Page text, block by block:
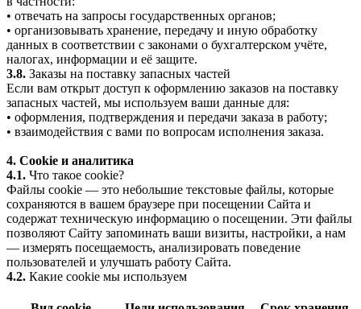
• отвечать на запросы государственных органов;
• организовывать хранение, передачу и иную обработку
данных в соответствии с законами о бухгалтерском учёте,
налогах, информации и её защите.
3.8. Заказы на поставку запасных частей
Если вам открыт доступ к оформлению заказов на поставку
запасных частей, мы используем ваши данные для:
• оформления, подтверждения и передачи заказа в работу;
• взаимодействия с вами по вопросам исполнения заказа.
4. Cookie и аналитика
4.1. Что такое cookie?
Файлы cookie — это небольшие текстовые файлы, которые
сохраняются в вашем браузере при посещении Сайта и
содержат техническую информацию о посещении. Эти файлы
позволяют Сайту запоминать ваши визиты, настройки, а нам
— измерять посещаемость, анализировать поведение
пользователей и улучшать работу Сайта.
4.2. Какие cookie мы используем